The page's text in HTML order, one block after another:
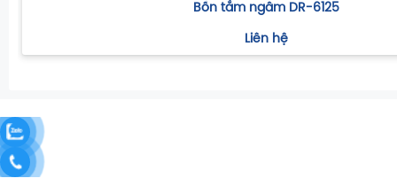
Bồn tắm ngâm DR-6125
Liên hệ